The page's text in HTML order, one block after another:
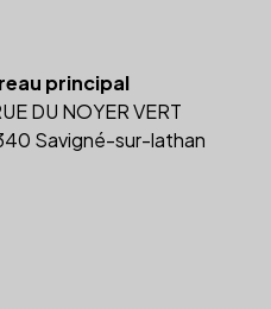
principal
DU NOYER VERT
Savigné-sur-lathan